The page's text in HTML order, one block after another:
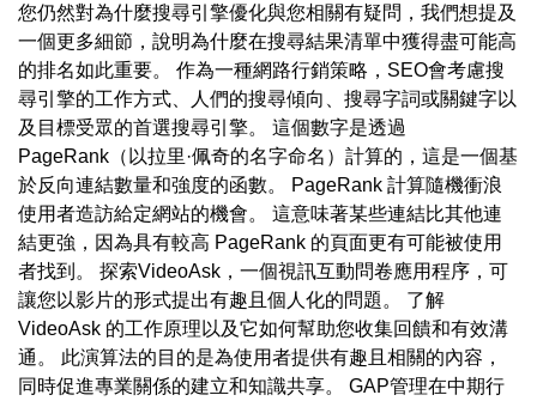
您仍然對為什麼搜尋引擎優化與您相關有疑問，我們想提及
一個更多細節，說明為什麼在搜尋結果清單中獲得盡可能高
的排名如此重要。 作為一種網路行銷策略，SEO會考慮搜
尋引擎的工作方式、人們的搜尋傾向、搜尋字詞或關鍵字以
及目標受眾的首選搜尋引擎。 這個數字是透過
PageRank（以拉里·佩奇的名字命名）計算的，這是一個基
於反向連結數量和強度的函數。 PageRank 計算隨機衝浪
使用者造訪給定網站的機會。 這意味著某些連結比其他連
結更強，因為具有較高 PageRank 的頁面更有可能被使用
者找到。 探索VideoAsk，一個視訊互動問卷應用程序，可
讓您以影片的形式提出有趣且個人化的問題。 了解
VideoAsk 的工作原理以及它如何幫助您收集回饋和有效溝
通。 此演算法的目的是為使用者提供有趣且相關的內容，
同時促進專業關係的建立和知識共享。 GAP管理在中期行